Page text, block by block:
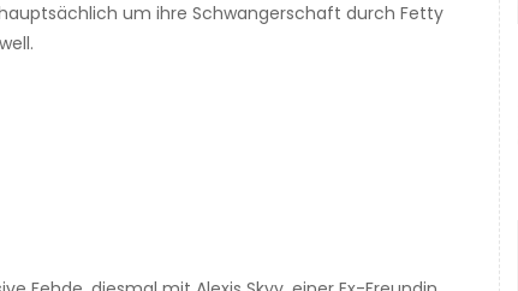
um ihre Schwangerschaft durch Fetty